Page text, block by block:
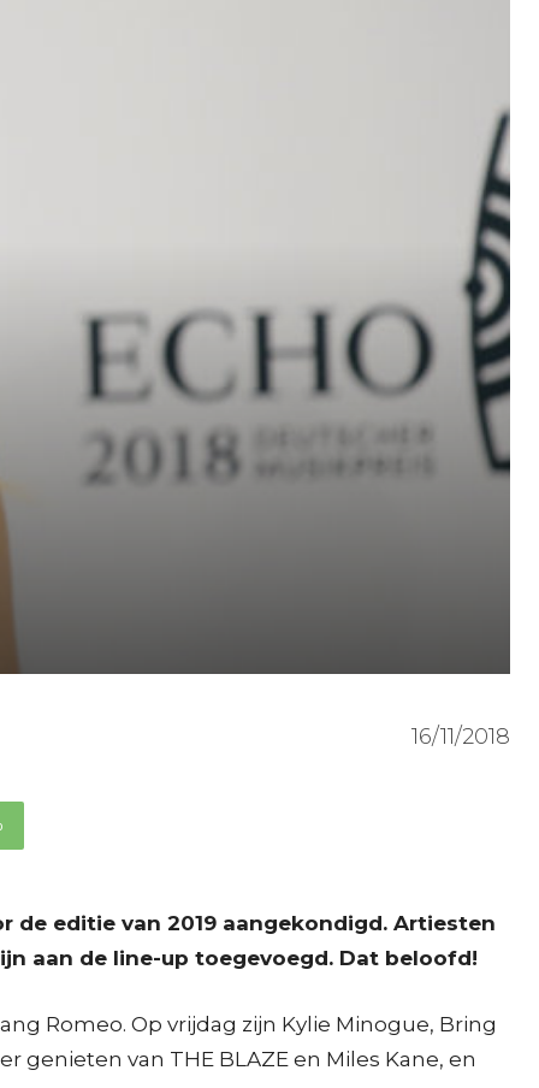
16/11/2018
de editie van 2019 aangekondigd. Artiesten
aan de line-up toegevoegd. Dat beloofd!
Romeo. Op vrijdag zijn Kylie Minogue, Bring
genieten van THE BLAZE en Miles Kane, en